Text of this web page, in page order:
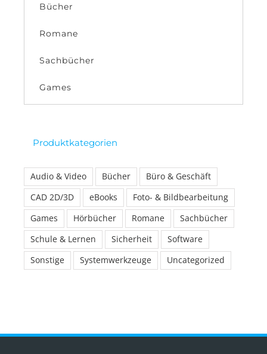
Bücher
Romane
Sachbücher
Games
Produktkategorien
Audio & Video Bücher
Büro & Geschäft
CAD 2D/3D
eBooks
Foto- & Bildbearbeitung
Games
Hörbücher Romane
Sachbücher
Schule & Lernen
Sicherheit
Software
Sonstige
Systemwerkzeuge Uncategorized